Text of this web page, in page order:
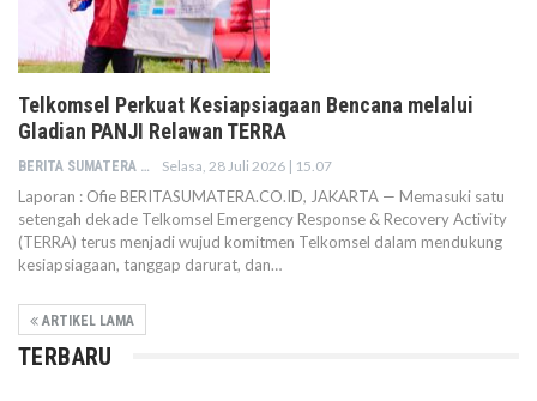
Telkomsel Perkuat Kesiapsiagaan Bencana melalui
Gladian PANJI Relawan TERRA
BERITA SUMATERA Selasa, 28 Juli 2026 | 15.07
Laporan : Ofie BERITASUMATERA.CO.ID, JAKARTA — Memasuki satu
setengah dekade Telkomsel Emergency Response & Recovery Activity
(TERRA) terus menjadi wujud komitmen Telkomsel dalam mendukung
kesiapsiagaan, tanggap darurat, dan…
ARTIKEL LAMA
TERBARU